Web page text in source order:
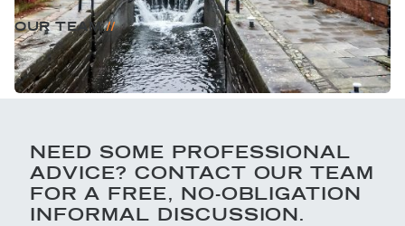
//
NEED SOME PROFESSIONAL
ADVICE? CONTACT OUR TEAM
FOR A FREE, NO-OBLIGATION
INFORMAL DISCUSSION.